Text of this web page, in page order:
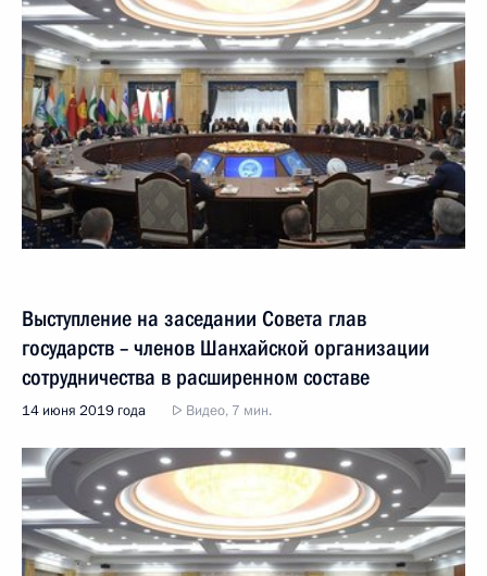
Выступление на заседании Совета глав
государств – членов Шанхайской организации
сотрудничества в расширенном составе
14 июня 2019 года Видео, 7 мин.